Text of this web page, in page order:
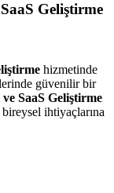
Geliştirme
hizmetinde
güvenilir bir
SaaS Geliştirme
ihtiyaçlarına